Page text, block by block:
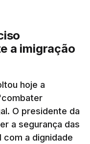
a imigração
hoje a
O presidente da
a segurança das
a dignidade